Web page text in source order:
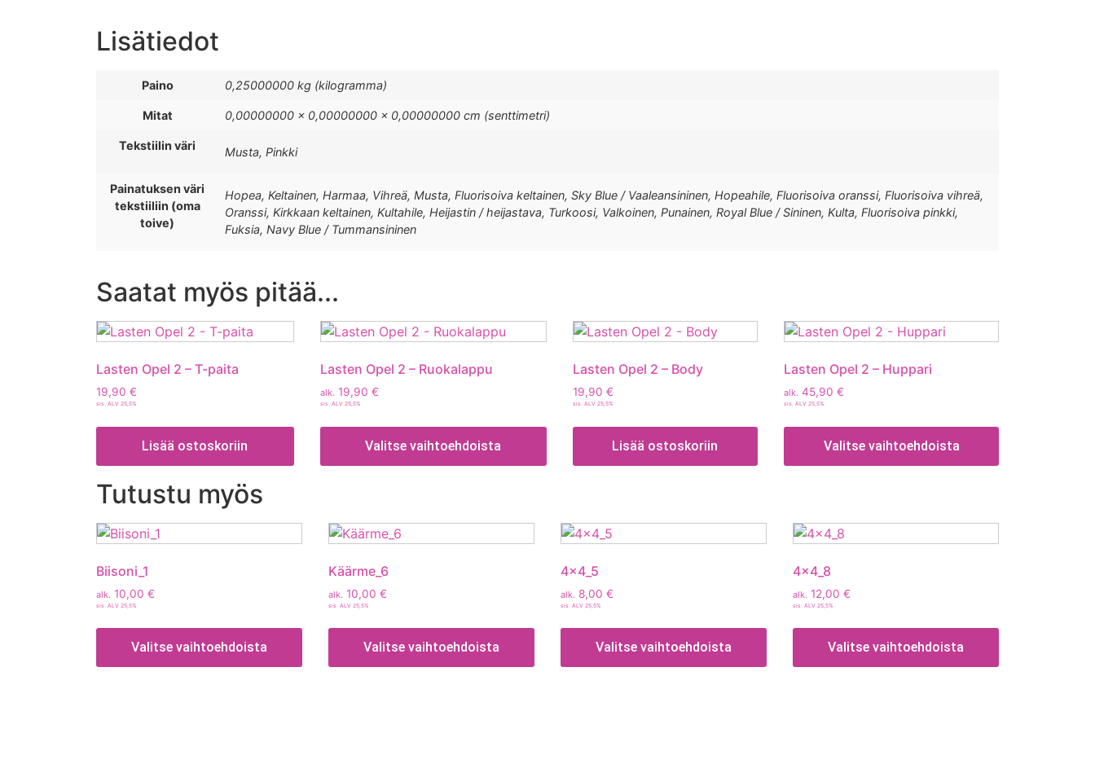
Lisätiedot
Paino 0,25000000 kg (kilogramma)
Mitat 0,00000000 × 0,00000000 × 0,00000000 cm (senttimetri)
Tekstiilin väri Musta, Pinkki
Painatuksen väri
tekstiiliin (oma
toive)
Hopea, Keltainen, Harmaa, Vihreä, Musta, Fluorisoiva keltainen, Sky Blue / Vaaleansininen, Hopeahile, Fluorisoiva oranssi, Fluorisoiva vihreä,
Oranssi, Kirkkaan keltainen, Kultahile, Heijastin / heijastava, Turkoosi, Valkoinen, Punainen, Royal Blue / Sininen, Kulta, Fluorisoiva pinkki,
Fuksia, Navy Blue / Tummansininen
Saatat myös pitää...
Lasten Opel 2 – T-paita
19,90 €
sis. ALV 25,5%
Lisää ostoskoriin
Lasten Opel 2 – Ruokalappu
alk. 19,90 €
sis. ALV 25,5%
Valitse vaihtoehdoista
Lasten Opel 2 – Body
19,90 €
sis. ALV 25,5%
Lisää ostoskoriin
Lasten Opel 2 – Huppari
alk. 45,90€
sis. ALV 25,5%
Valitse vaihtoehdoista
Tutustu myös
Biisoni_1
alk. 10,00 €
sis. ALV 25,5%
Valitse vaihtoehdoista
Käärme_6
alk. 10,00 €
sis. ALV 25,5%
Valitse vaihtoehdoista
4x4_5
alk. 8,00 €
sis. ALV 25,5%
Valitse vaihtoehdoista
4x4_8
alk. 12,00 €
sis. ALV 25,5%
Valitse vaihtoehdoista